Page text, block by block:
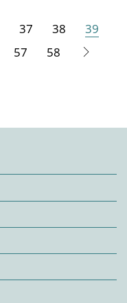
37 38
39
57 58